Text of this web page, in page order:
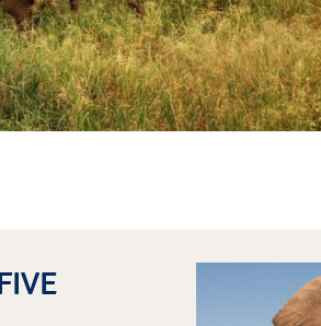
Übernachtung in der Wüste
Mit Schweinen baden